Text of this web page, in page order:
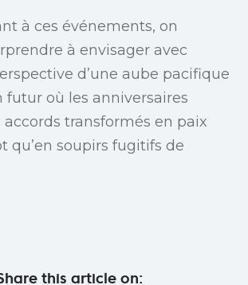
à ces événements, on
à envisager avec
d’une aube pacifique
futur où les anniversaires
transformés en paix
qu’en soupirs fugitifs de
this article on: